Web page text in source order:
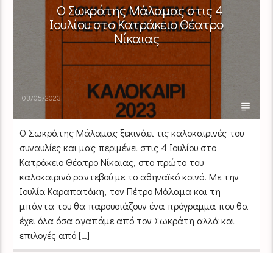
Ο Σωκράτης Μάλαμας στις 4
Ιουλίου στο Κατράκειο Θέατρο
Νίκαιας
03/05/2023
Ο Σωκράτης Mάλαμας ξεκινάει τις καλοκαιρινές του
συναυλίες και μας περιμένει στις 4 Ιουλίου στο
Κατράκειο Θέατρο Νίκαιας, στο πρώτο του
καλοκαιρινό ραντεβού με το αθηναϊκό κοινό. Με την
Ιουλία Καραπατάκη, τον Πέτρο Μάλαμα και τη
μπάντα του θα παρουσιάζουν ένα πρόγραμμα που θα
έχει όλα όσα αγαπάμε από τον Σωκράτη αλλά και
επιλογές από […]